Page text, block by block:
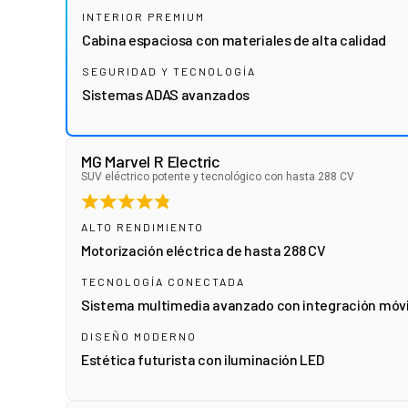
INTERIOR PREMIUM
Cabina espaciosa con materiales de alta calidad
SEGURIDAD Y TECNOLOGÍA
Sistemas ADAS avanzados
MG Marvel R Electric
SUV eléctrico potente y tecnológico con hasta 288 CV
ALTO RENDIMIENTO
Motorización eléctrica de hasta 288 CV
TECNOLOGÍA CONECTADA
Sistema multimedia avanzado con integración
DISEÑO MODERNO
Estética futurista con iluminación LED